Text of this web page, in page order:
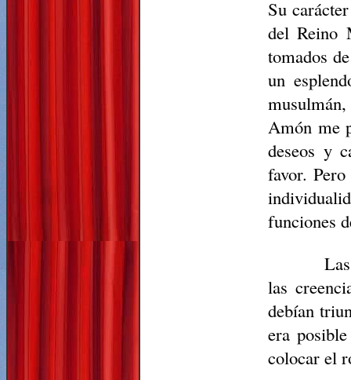
Su
del Reino
tomados
un
Amón me
deseos y
favor.
funciones
las
debían
era
colocar el